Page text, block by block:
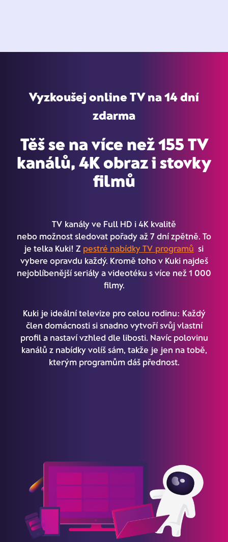
Vyzkoušej online TV na 14 dní
zdarma
Těš se na více než 155 TV
kanálů, 4K obraz i stovky
filmů
TV kanály ve Full HD i 4K kvalitě
nebo možnost sledovat pořady až 7 dní zpětně. To
je telka Kuki! Z pestré nabídky TV programů si
vybere opravdu každý. Kromě toho v Kuki najdeš
nejoblíbenější seriály a videotéku s více než 1 000
filmy.
Kuki je ideální televize pro celou rodinu: Každý
člen domácnosti si snadno vytvoří svůj vlastní
profil a nastaví vzhled dle libosti. Navíc polovinu
kanálů z nabídky volíš sám, takže je jen na tobě,
kterým programům dáš přednost.